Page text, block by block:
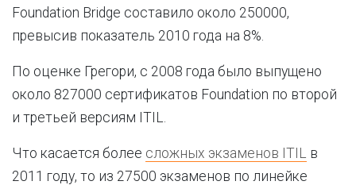
Foundation Bridge составило около 250000,
превысив показатель 2010 года на 8%.
По оценке Грегори, с 2008 года было выпущено
около 827000 сертификатов Foundation по второй
и третьей версиям ITIL.
Что касается более сложных экзаменов ITIL в
2011 году, то из 27500 экзаменов по линейке